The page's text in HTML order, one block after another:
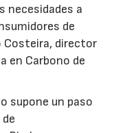
necesidades a
de
Costeira, director
en Carbono de
supone un paso